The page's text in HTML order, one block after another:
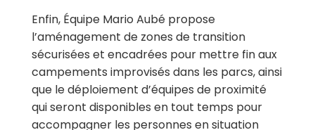
Enfin, Équipe Mario Aubé propose
l’aménagement de zones de transition
sécurisées et encadrées pour mettre fin aux
campements improvisés dans les parcs, ainsi
que le déploiement d’équipes de proximité
qui seront disponibles en tout temps pour
accompagner les personnes en situation